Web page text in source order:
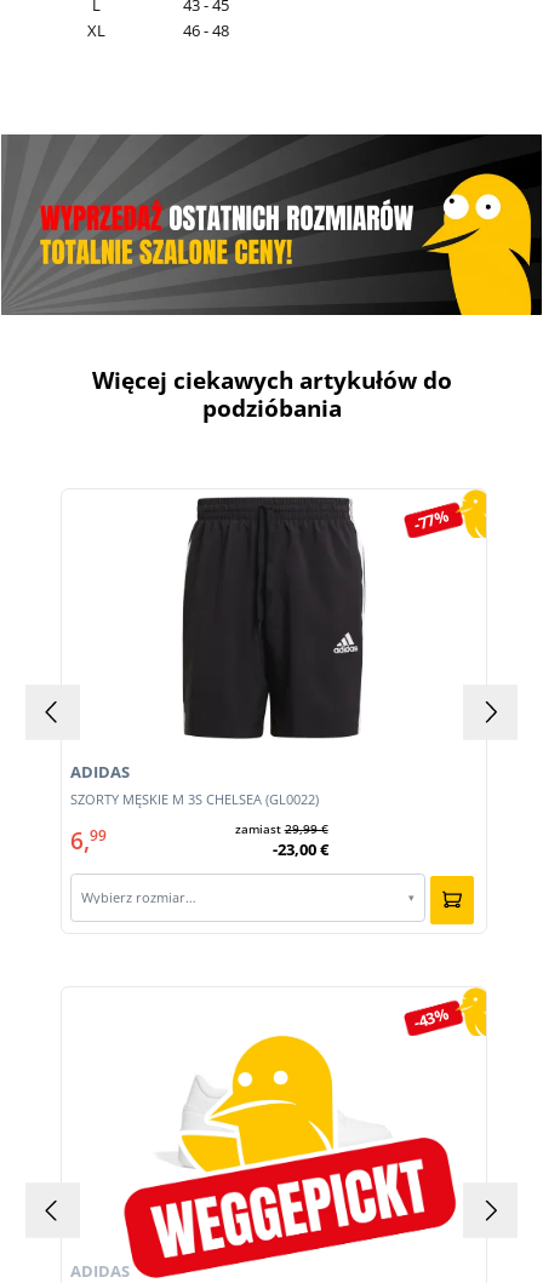
L
43 - 45
XL
46 - 48
Więcej ciekawych artykułów do
podzióbania
Pomiń galerię produktów
-77%
SZORTY MĘSKIE M 3S CHELSEA (GL0022)
ADIDAS
6,99 zamiast29,99 €
-23,00 €
Wybierz rozmiar… ▾
-43%
ADIDAS